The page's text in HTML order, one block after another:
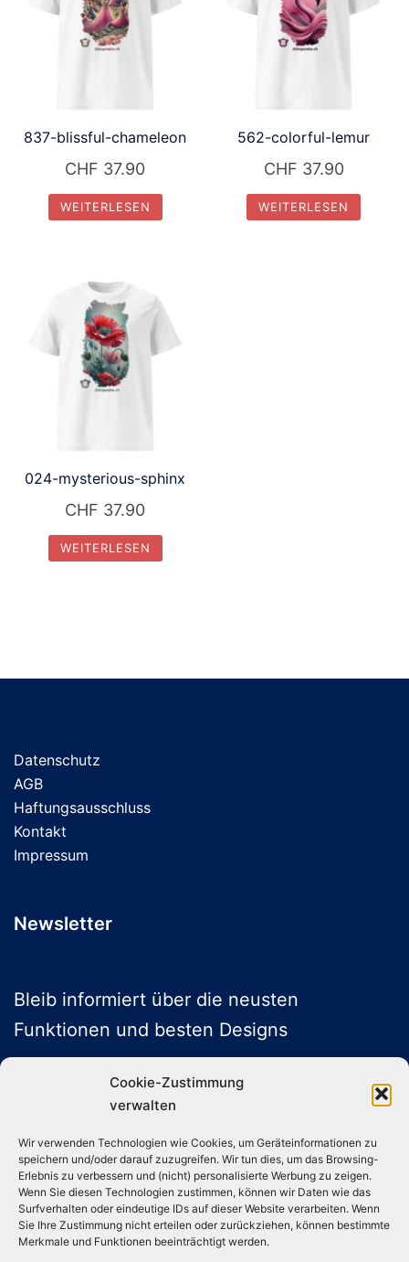
Cookie-Zustimmung
verwalten
Wir verwenden Technologien wie Cookies, um Geräteinformationen zu
speichern und/oder darauf zuzugreifen. Wir tun dies, um das Browsing-
Erlebnis zu verbessern und (nicht) personalisierte Werbung zu zeigen.
Wenn Sie diesen Technologien zustimmen, können wir Daten wie das
Surfverhalten oder eindeutige IDs auf dieser Website verarbeiten. Wenn
Sie Ihre Zustimmung nicht erteilen oder zurückziehen, können bestimmte
Merkmale und Funktionen beeinträchtigt werden.
837-blissful-chameleon
CHF 37.90
WEITERLESEN
562-colorful-lemur
CHF 37.90
WEITERLESEN
024-mysterious-sphinx
CHF 37.90
WEITERLESEN
Datenschutz
AGB
Haftungsausschluss
Kontakt
Impressum
Newsletter
Bleib informiert über die neusten
Funktionen und besten Designs
ABONNIEREN
Folge uns auf Social Media